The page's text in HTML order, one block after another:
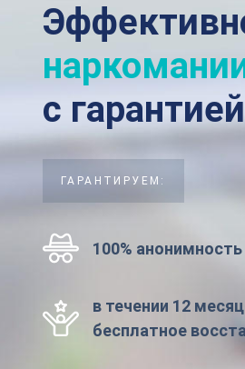
с
ГАРАНТИРУЕМ:
100% анонимность
в течении 12
бесплатное